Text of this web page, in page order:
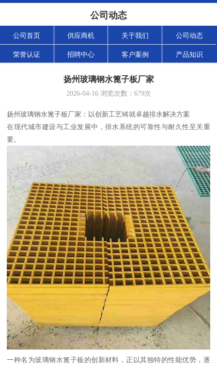
公司动态
公司首页 供应商机 关于我们 公司动态
荣誉认证 招聘中心 客户案例 产品知识
扬州玻璃钢水篦子板厂家
2026-04-16浏览次数： 679次
扬州玻璃钢水篦子板厂家：以创新工艺铸就卓越排水解决方案
在现代城市建设与工业发展中，排水系统的可靠性与耐久性至关重
要。
一种名为玻璃钢水篦子板的创新材料，正以其独特的性能优势，逐